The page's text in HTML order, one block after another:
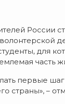
России
для
часть
первые
страны», –